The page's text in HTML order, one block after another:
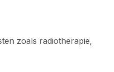
zoals radiotherapie,